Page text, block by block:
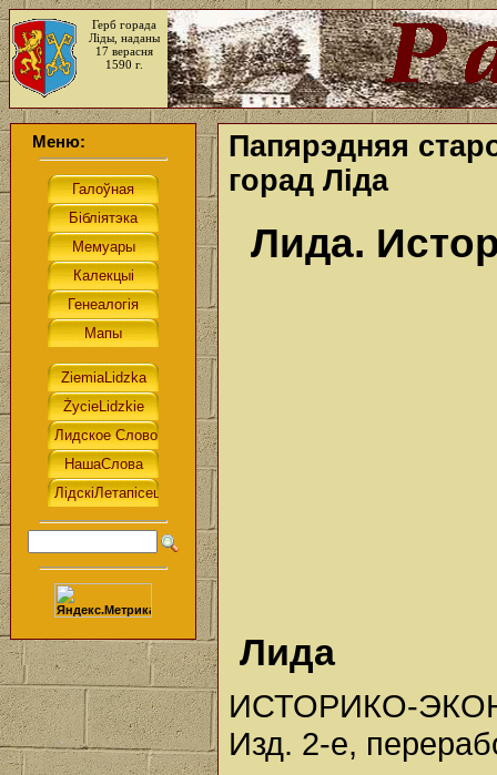
Герб горада
Ліды, наданы
17 верасня
1590 г.
Меню:
Папярэдняя
горад Ліда
Лида.
Лида
ИСТОРИКО-
Изд. 2-е,